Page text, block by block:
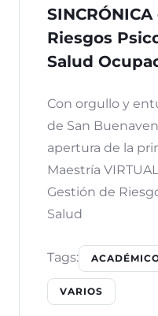
Riesgos
Salud
Con orgullo y
de San
apertura de la
Maestría
Gestión de
Salud
Tags:
VARIOS